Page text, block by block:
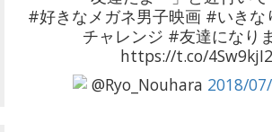
#好きなメガネ男子映画 #いきな
チャレンジ #友達になり
https://t.co/
@Ryo_Nouhara 2018/